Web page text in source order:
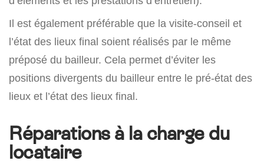
Il est également préférable que la visite-conseil et
l’état des lieux final soient réalisés par le même
préposé du bailleur. Cela permet d’éviter les
positions divergents du bailleur entre le pré-état des
lieux et l’état des lieux final.
Réparations à la charge du
locataire